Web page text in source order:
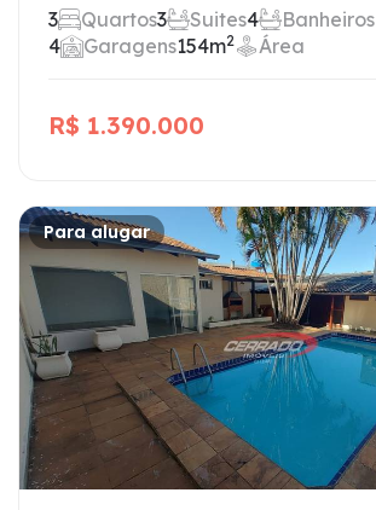
3
Quartos3 Suites4
Banheiros
4
Garagens154m2 Área
R$ 1.390.000
Para alugar